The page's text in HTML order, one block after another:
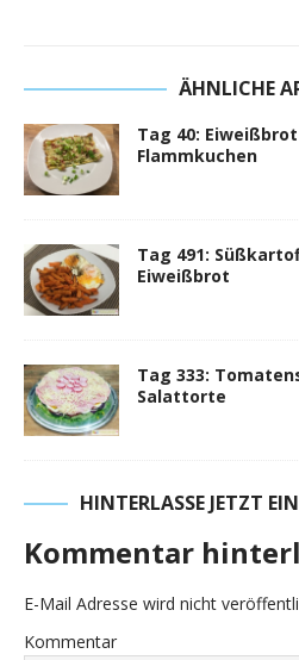
ÄHNLICHE
Tag 40:
Flammkuchen
Tag 491:
Eiweißbrot
Tag 333:
Salattorte
HINTERLASSE JETZT
Kommentar
E-Mail Adresse wird nicht
Kommentar